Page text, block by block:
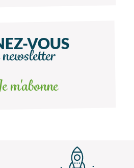
VOUS
m'abonne